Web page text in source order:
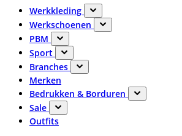
Werkkleding
Werkschoenen
PBM
Sport
Branches
Merken
Bedrukken & Borduren
Sale
Outfits